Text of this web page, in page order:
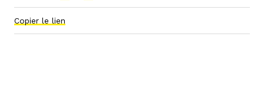
Copier le lien